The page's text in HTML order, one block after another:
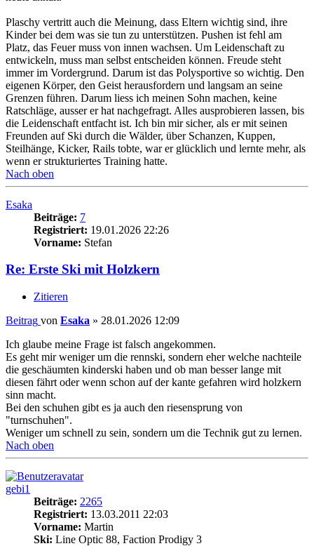
Plaschy vertritt auch die Meinung, dass Eltern wichtig sind, ihre
Kinder bei dem was sie tun zu unterstützen. Pushen ist fehl am
Platz, das Feuer muss von innen wachsen. Um Leidenschaft zu
entwickeln, muss man selbst entscheiden können. Freude steht
immer im Vordergrund. Darum ist das Polysportive so wichtig. Den
eigenen Körper, den Geist herausfordern und langsam an seine
Grenzen führen. Darum liess ich meinen Sohn machen, keine
Ratschläge, ausser er hat nachgefragt. Alles ausprobieren lassen, bis
die Leidenschaft entfacht ist. Ich bin mir sicher, als er mit seinen
Freunden auf Ski durch die Wälder, über Schanzen, Kuppen,
Steilhänge, Kicker, Rails tobte, war er glücklich und lernte mehr, als
wenn er strukturiertes Training hatte.
Nach oben
Esaka
Beiträge: 7
Registriert: 19.01.2026 22:26
Vorname: Stefan
Re: Erste Ski mit Holzkern
Zitieren
Beitrag von Esaka » 28.01.2026 12:09
Ich glaube meine Frage ist falsch angekommen.
Es geht mir weniger um die rennski, sondern eher welche nachteile
die geschäumten kinderski haben und ob man besser lange mit
diesen fährt oder wenn schon auf der kante gefahren wird holzkern
sinn macht.
Bei den schuhen gibt es ja auch den riesensprung von
"turnschuhen".
Weniger um schnell zu sein, sondern um die Technik gut zu lernen.
Nach oben
gebi1
Beiträge: 2265
Registriert: 13.03.2011 22:03
Vorname: Martin
Ski: Line Optic 88, Faction Prodigy 3